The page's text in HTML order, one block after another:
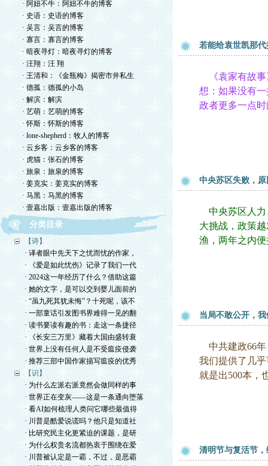
· 阿妞不牛：阿妞不牛的博客
· 史语：史语的博客
· 吴言：吴言的博客
· 寡言：寡言的博客
· 暗夜寻灯：暗夜寻灯的博客
· 汪翔：汪 翔
· 王清和：《金瓶梅》揭密市井私生
· 德孤：德孤的小岛
· 解滨：解滨
· 艺萌：艺萌的博客
· 怀斯：怀斯的博客
· lone-shepherd：牧人的博客
· 云乡客：云乡客的博客
· 虎猫：张石的博客
· 旅泉：旅泉的博客
· 姜克实：姜克实的博客
· 马黑：马黑的博客
· 壹嘉出版：壹嘉出版的博客
分类目录
【诗】
· 译者眼中先天下之忧而忧的作家，
· 《爱是如此忧伤》记录了我们一代
· 2024这一年经历了什么？借助这篇
· 她的文字，是可以交到婴儿面前的
· “虽九死其犹未悔”？十死呢，该不
· 一部童话引发图书界难得一见的翻
· 读书要读有趣的书：走这一条捷径
· 《长安三万里》藏着大国由盛转衰
· 世界上没有任何人是不受瘟疫侵袭
· 推荐三部中国作家描写瘟疫的优秀
【识】
· 为什么左派右派竟然会做同样的事
· 世界正在变灰——这是一条通向堕落
· 看AI如何梳理人类问它哪些最值得
· 川普是酷爱说谎吗？他只是知道社
· 比研究民主化更紧迫的课题，是研
· 为什么权贵名流都热衷于围绕在爱
· 川普被认定是一霸，不过，是恶霸
若能给袁世凯那
《袁家有故事
想：如果没有
政者更多一点
中央苏区失败，
中央苏区人力
大挑战，政策
渔，两年之内
当局不敢公开，
中共建政66年
我们提供了几
就是出500本，
清明节与复活节